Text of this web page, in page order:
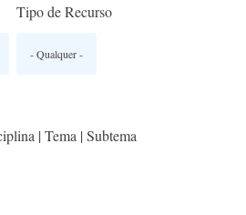
Tipo de Recurso
| Tema | Subtema